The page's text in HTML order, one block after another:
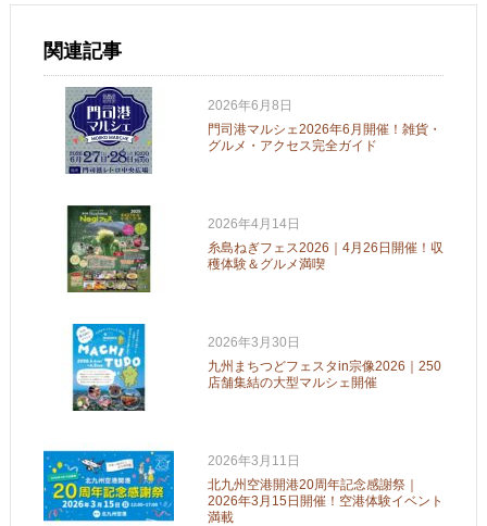
関連記事
2026年6月8日
門司港マルシェ2026年6月開催！雑貨・
グルメ・アクセス完全ガイド
2026年4月14日
糸島ねぎフェス2026｜4月26日開催！収
穫体験＆グルメ満喫
2026年3月30日
九州まちつどフェスタin宗像2026｜250
店舗集結の大型マルシェ開催
2026年3月11日
北九州空港開港20周年記念感謝祭｜
2026年3月15日開催！空港体験イベント
満載